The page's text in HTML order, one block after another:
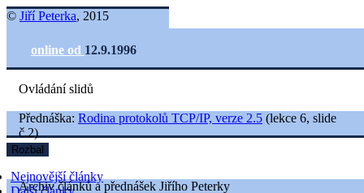
© Jiří Peterka, 2015
online od 12.9.1996
Ovládání slidů
Nejnovější články
Přednáška: Rodina protokolů TCP/IP, verze 2.5 (lekce 6, slide
č.2)
Rozbal
Archiv článků a přednášek Jiřího Peterky